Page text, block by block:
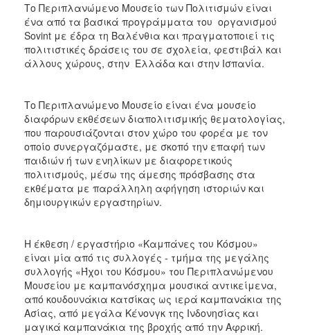
Το Περιπλανώμενο Μουσείο των Πολιτισμών είναι
ένα από τα βασικά προγράμματα του οργανισμού
Sovint με έδρα τη Βαλένθια και πραγματοποιεί τις
πολιτιστικές δράσεις του σε σχολεία, φεστιβάλ και
άλλους χώρους, στην Ελλάδα και στην Ισπανία.
Το Περιπλανώμενο Μουσείο είναι ένα μουσείο
διαφόρων εκθέσεων διαπολιτισμικής θεματολογίας,
που παρουσιάζονται στον χώρο του φορέα με τον
οποίο συνεργαζόμαστε, με σκοπό την επαφή των
παιδιών ή των ενηλίκων με διαφορετικούς
πολιτισμούς, μέσω της άμεσης πρόσβασης στα
εκθέματα με παράλληλη αφήγηση ιστοριών και
δημιουργικών εργαστηρίων.
Η έκθεση / εργαστήριο «Καμπάνες του Κόσμου»
είναι μία από τις συλλογές - τμήμα της μεγάλης
συλλογής «Ήχοι του Κόσμου» του Περιπλανώμενου
Μουσείου με καμπανόσχημα μουσικά αντικείμενα,
από κουδουνάκια κατσίκας ως ιερά καμπανάκια της
Ασίας, από μεγάλα Κένονγκ της Ινδονησίας και
μαγικά καμπανάκια της βροχής από την Αφρική.